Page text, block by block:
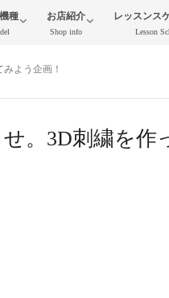
種 お店紹介
Shop info
レッスンス
Lesson
よう企画！
。3D刺繍を作